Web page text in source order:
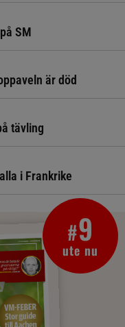
SM
är död
tävling
i Frankrike
#9
ute nu